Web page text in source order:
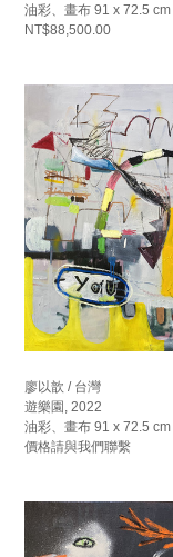
油彩、畫布 91 x 72.5
NT$88,500.00
廖以歆 / 台灣
遊樂園, 2022
油彩、畫布 91 x 72.5
價格請與我們聯繫